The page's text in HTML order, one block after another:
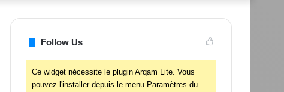
Follow Us
Ce widget nécessite le plugin Arqam Lite. Vous
pouvez l'installer depuis le menu Paramètres du